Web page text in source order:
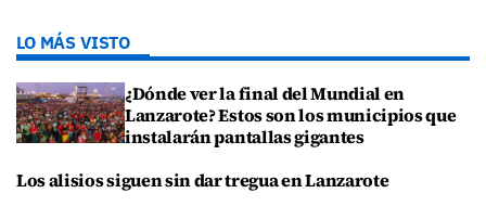
LO MÁS VISTO
¿Dónde ver la final del Mundial en
Lanzarote? Estos son los municipios que
instalarán pantallas gigantes
Los alisios siguen sin dar tregua en Lanzarote